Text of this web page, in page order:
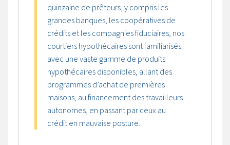
quinzaine de prêteurs, y compris les
grandes banques, les coopératives de
crédits et les compagnies fiduciaires, nos
courtiers hypothécaires sont familiarisés
avec une vaste gamme de produits
hypothécaires disponibles, allant des
programmes d’achat de premières
maisons, au financement des travailleurs
autonomes, en passant par ceux au
crédit en mauvaise posture.